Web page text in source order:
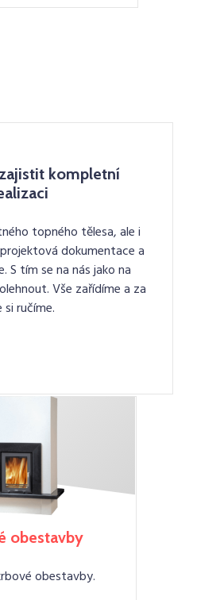
kompletní
topného tělesa, ale i
dokumentace a
S tím se na nás jako na
Vše zařídíme a za
si ručíme.
obestavby
obestavby.